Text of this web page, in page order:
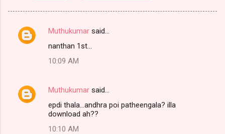
C
e
Muthukumar said…
nanthan 1st...
10:09 AM
Muthukumar said…
epdi thala...andhra poi patheengala? illa
download ah??
10:10 AM